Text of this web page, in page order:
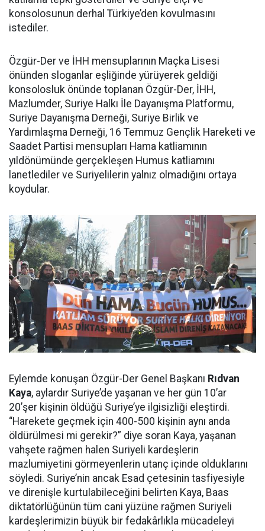
konsolosunun derhal Türkiye’den kovulmasını
istediler.
Özgür-Der ve İHH mensuplarının Maçka Lisesi
önünden sloganlar eşliğinde yürüyerek geldiği
konsolosluk önünde toplanan Özgür-Der, İHH,
Mazlumder, Suriye Halkı İle Dayanışma Platformu,
Suriye Dayanışma Derneği, Suriye Birlik ve
Yardımlaşma Derneği, 16 Temmuz Gençlik Hareketi ve
Saadet Partisi mensupları Hama katliamının
yıldönümünde gerçekleşen Humus katliamını
lanetlediler ve Suriyelilerin yalnız olmadığını ortaya
koydular.
Eylemde konuşan Özgür-Der Genel Başkanı Rıdvan
Kaya, aylardır Suriye’de yaşanan ve her gün 10’ar
20’şer kişinin öldüğü Suriye’ye ilgisizliği eleştirdi.
“Harekete geçmek için 400-500 kişinin aynı anda
öldürülmesi mi gerekir?” diye soran Kaya, yaşanan
vahşete rağmen halen Suriyeli kardeşlerin
mazlumiyetini görmeyenlerin utanç içinde olduklarını
söyledi. Suriye’nin ancak Esad çetesinin tasfiyesiyle
ve direnişle kurtulabileceğini belirten Kaya, Baas
diktatörlüğünün tüm cani yüzüne rağmen Suriyeli
kardeşlerimizin büyük bir fedakârlıkla mücadeleyi